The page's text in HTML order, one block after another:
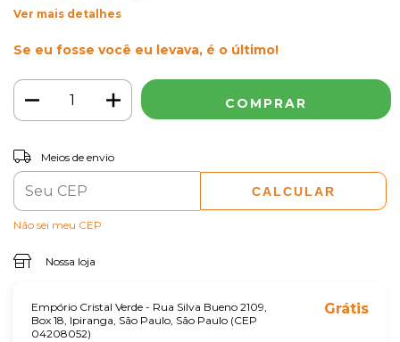
Ver mais detalhes
Se eu fosse você eu levava, é o último!
Entregas para o CEP:
Meios de envio
CALCULAR
Não sei meu CEP
Nossa loja
Empório Cristal Verde - Rua Silva Bueno 2109,
Box 18, Ipiranga, São Paulo, São Paulo (CEP
04208052)
Grátis